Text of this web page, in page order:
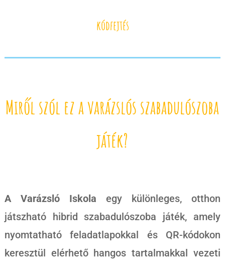
kódfejtés
Miről szól ez a varázslós szabadulószoba
játék?
A Varázsló Iskola egy különleges, otthon
játszható hibrid szabadulószoba játék, amely
nyomtatható feladatlapokkal és QR-kódokon
keresztül elérhető hangos tartalmakkal vezeti